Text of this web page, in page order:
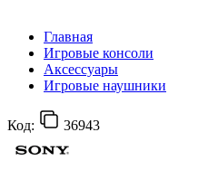
Главная
Игровые консоли
Аксессуары
Игровые наушники
Код: 36943